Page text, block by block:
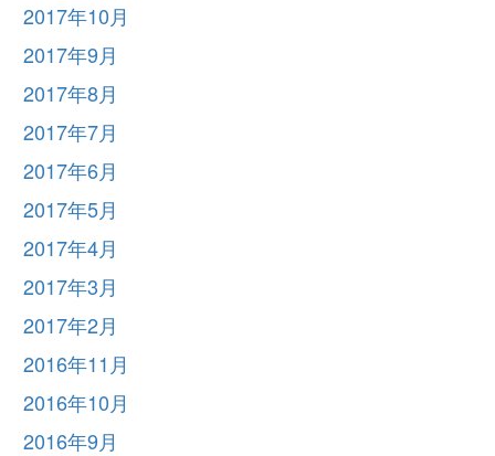
2017年10月
2017年9月
2017年8月
2017年7月
2017年6月
2017年5月
2017年4月
2017年3月
2017年2月
2016年11月
2016年10月
2016年9月